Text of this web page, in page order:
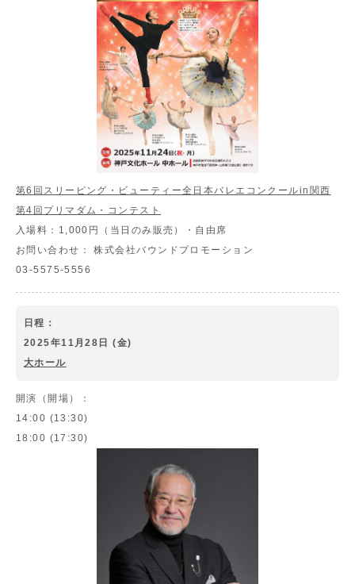
第6回スリーピング・ビューティー全日本バレエコンクールin関西
第4回プリマダム・コンテスト
入場料： 1,000円（当日のみ販売）・自由席
お問い合わせ：
株式会社バウンドプロモーション
03-5575-5556
日程：
2025年11月28日 (金)
大ホール
開演（開場）：
14:00 (13:30)
18:00 (17:30)